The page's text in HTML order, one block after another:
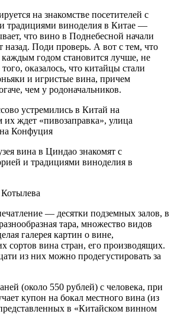
на знакомстве посетителей с
и традициями виноделия в Китае —
что вино в Поднебесной начали
назад. Поди проверь. А вот с тем, что
каждым годом становится лучше, не
оказалось, что китайцы стали
и игристые вина, причем
чем у родоначальников.
вина в Циндао знакомят с
и традициями виноделия в
— десятки подземных залов, в
тара, множество видов
галерея картин о вине,
сортов вина стран, его производящих.
из них можно продегустировать за
(около 550 рублей) с человека, при
купон на бокал местного вина (из
в «Китайском винном